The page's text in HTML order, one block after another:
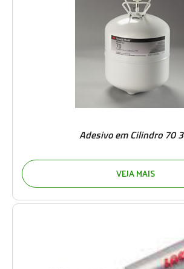
Adesivo em Cilindro 70
VEJA MAIS